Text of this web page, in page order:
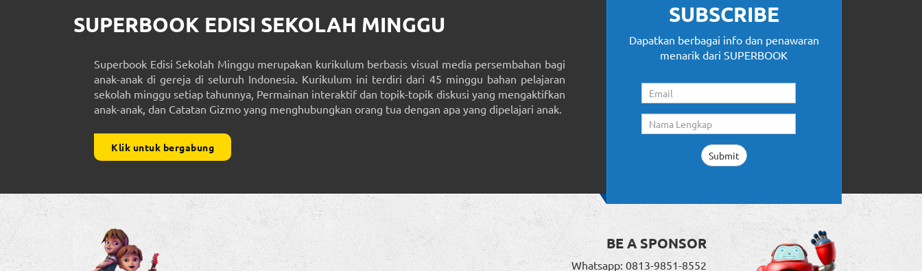
SUPERBOOK EDISI SEKOLAH MINGGU
Superbook Edisi Sekolah Minggu merupakan kurikulum berbasis visual media persembahan bagi
anak-anak di gereja di seluruh Indonesia. Kurikulum ini terdiri dari 45 minggu bahan pelajaran
sekolah minggu setiap tahunnya, Permainan interaktif dan topik-topik diskusi yang mengaktifkan
anak-anak, dan Catatan Gizmo yang menghubungkan orang tua dengan apa yang dipelajari anak.
Klik untuk bergabung
SUBSCRIBE
Dapatkan berbagai info dan penawaran
menarik dari SUPERBOOK
BE A SPONSOR
Whatsapp: 0813-9851-8552